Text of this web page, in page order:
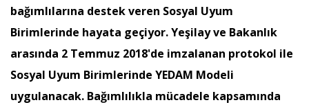
bağımlılarına destek veren Sosyal Uyum
Birimlerinde hayata geçiyor. Yeşilay ve Bakanlık
arasında 2 Temmuz 2018'de imzalanan protokol ile
Sosyal Uyum Birimlerinde YEDAM Modeli
uygulanacak. Bağımlılıkla mücadele kapsamında